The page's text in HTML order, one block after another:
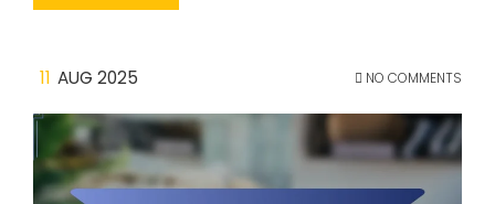
11 AUG 2025 NO COMMENTS